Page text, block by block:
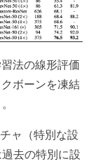
法の線形評価
ボーンを凍結
ャ（特別な設
去の特別に設